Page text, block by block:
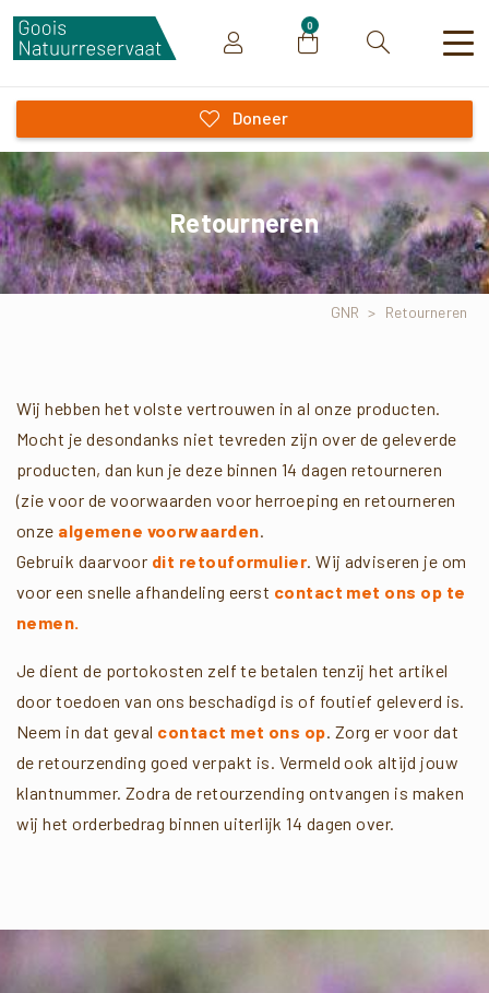
0
Zoeken
Doneer
Retourneren
GNR > Retourneren
Wij hebben het volste vertrouwen in al onze producten.
Mocht je desondanks niet tevreden zijn over de geleverde
producten, dan kun je deze binnen 14 dagen retourneren
(zie voor de voorwaarden voor herroeping en retourneren
onze algemene voorwaarden.
Gebruik daarvoor dit retouformulier. Wij adviseren je om
voor een snelle afhandeling eerst contact met ons op te
nemen.
Je dient de portokosten zelf te betalen tenzij het artikel
door toedoen van ons beschadigd is of foutief geleverd is.
Neem in dat geval contact met ons op. Zorg er voor dat
de retourzending goed verpakt is. Vermeld ook altijd jouw
klantnummer. Zodra de retourzending ontvangen is maken
wij het orderbedrag binnen uiterlijk 14 dagen over.